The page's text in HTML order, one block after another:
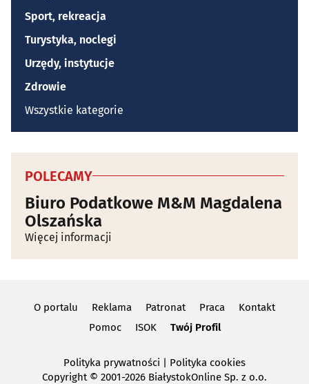
Sport, rekreacja
Turystyka, noclegi
Urzędy, instytucje
Zdrowie
Wszystkie kategorie
POLECAMY
Biuro Podatkowe M&M Magdalena
Olszańska
Więcej informacji
O portalu Reklama Patronat Praca
Kontakt
Pomoc
ISOK Twój Profil
Polityka prywatności | Polityka cookies
Copyright© 2001-2026 BiałystokOnline Sp. z o.o.